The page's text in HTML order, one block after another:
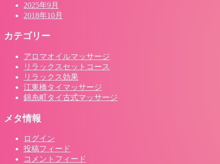
2025年9月
2018年10月
カテゴリー
アロマオイルマッサージ
リラックスセットコース
リラックス効果
江東橋タイマッサージ
錦糸町タイ古式マッサージ
メタ情報
ログイン
投稿フィード
コメントフィード